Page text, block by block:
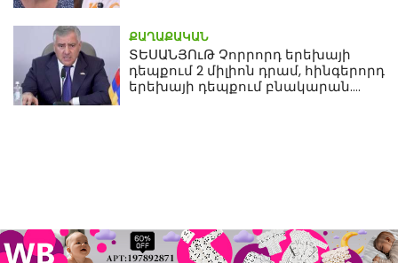
ՔԱՂԱՔԱԿԱՆ
ՏԵՍԱՆՅՈւԹ Չորրորդ երեխայի
դեպքում 2 միլիոն դրամ, հինգերորդ
երեխայի դեպքում բնակարան.